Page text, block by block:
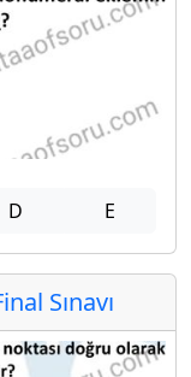
D E
Sınavı